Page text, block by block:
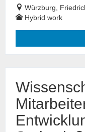
Würzburg,
Hybrid work